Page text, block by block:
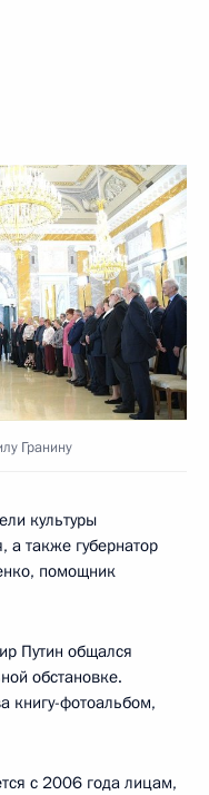
Гранину
культуры
а также губернатор
помощник
Путин общался
обстановке.
книгу-фотоальбом,
с 2006 года лицам,